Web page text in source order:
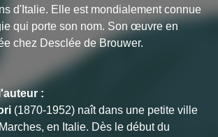
d'Italie. Elle est mondialement connue
qui porte son nom. Son œuvre en
chez Desclée de Brouwer.
:
(1870-1952) naît dans une petite ville
en Italie. Dès le début du